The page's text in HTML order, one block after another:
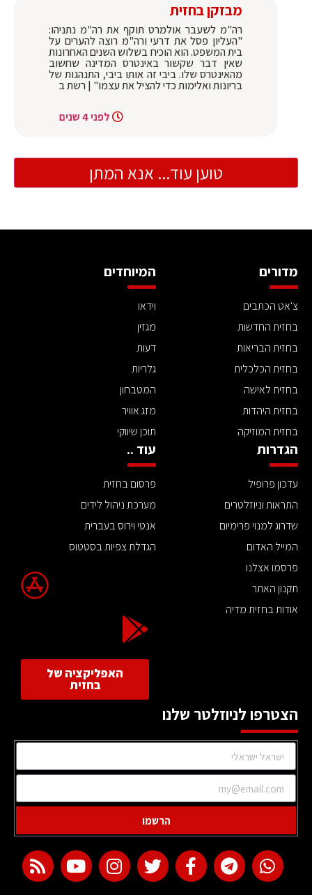
מבזקן בחזית
רה"מ לשעבר אולמרט תוקף את רה"מ נתניהו:
"העליון פסל את דרעי ורה"מ רוצה להערים על
בית המשפט. הוא הוכיח בשלוש השנים האחרונות
שאין דבר שקשור באינטרס המדינה שחשוב
מהאינטרס שלו. ביבי זה אותו ביבי, התנהגות של
בריונות ואלימות כדי להציל את עצמו" | רשת ב
לפני 4 שנים
טוען עוד... אנא המתן
מדורים
צ'אט הכתבים
בחזית החדשות
בחזית הבריאות
בחזית הכלכלית
בחזית לאישה
בחזית היהדות
בחזית המוזיקה
המיוחדים
וידאו
מגזין
דעות
גלריות
המטבחון
מזג אוויר
תוכן שיווקי
הגדרות
עדכון פרופיל
התראות וניוזלטרים
שדרוג למנוי פרימיום
המייל האדום
פרסמו אצלנו
תקנון האתר
אודות בחזית מדיה
עוד ..
פרסום בחזית
מערכת ניהול לידים
אנטי וירוס בעברית
הגדלת צפיות בסטטוס
האפליקציה של
בחזית
הצטרפו לניוזלטר שלנו
הרשמו